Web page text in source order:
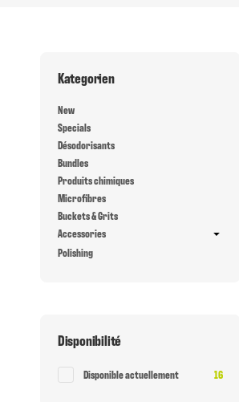
Kategorien
New
Specials
Désodorisants
Bundles
Produits chimiques
Microfibres
Buckets & Grits
Accessories
Polishing
Disponibilité
Disponible actuellement 16